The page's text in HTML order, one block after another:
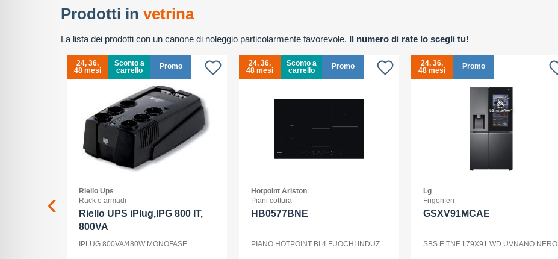
Prodotti in vetrina
La lista dei prodotti con un canone di noleggio particolarmente favorevole. Il numero di rate lo scegli tu!
24, 36,
48 mesi
Sconto a
carrello
Promo
Riello Ups
Rack e armadi
Riello UPS iPlug,IPG 800 IT,
800VA
IPLUG 800VA/480W MONOFASE
24, 36,
48 mesi
Sconto a
carrello
Promo
Hotpoint Ariston
Piani cottura
HB0577BNE
PIANO HOTPOINT BI 4 FUOCHI INDUZ
24, 36,
48 mesi
Promo
Lg
Frigoriferi
GSXV91MCAE
SBS E TNF 179X91 WD UVNANO NERO